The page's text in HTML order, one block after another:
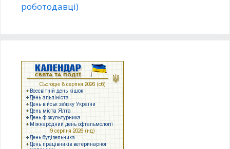
роботодавці)